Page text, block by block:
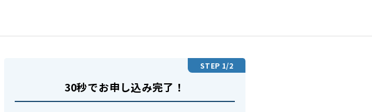
STEP 1/2
30秒でお申し込み完了！